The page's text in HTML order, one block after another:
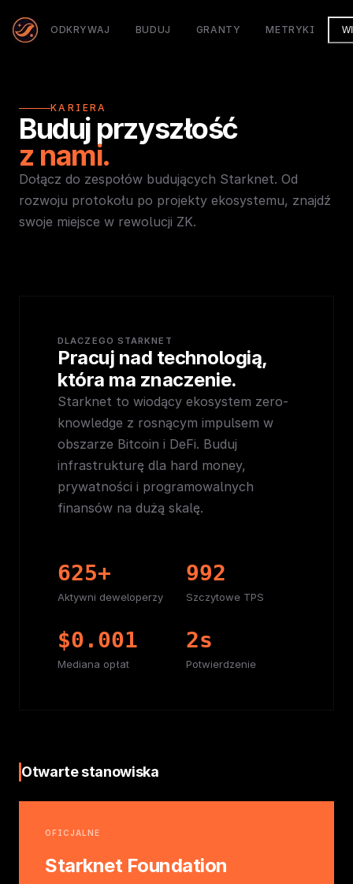
ODKRYWAJ BUDUJ GRANTY METRYKI
KARIERA
Buduj przyszłość
z nami.
Dołącz do zespołów budujących Starknet. Od
rozwoju protokołu po projekty ekosystemu, znajdź
swoje miejsce w rewolucji ZK.
DLACZEGO STARKNET
Pracuj nad technologią,
która ma znaczenie.
Starknet to wiodący ekosystem zero-
knowledge z rosnącym impulsem w
obszarze Bitcoin i DeFi. Buduj
infrastrukturę dla hard money,
prywatności i programowalnych
finansów na dużą skalę.
625+
Aktywni deweloperzy
992
Szczytowe TPS
$0.001
Mediana opłat
2s
Potwierdzenie
Otwarte stanowiska
OFICJALNE
Starknet Foundation